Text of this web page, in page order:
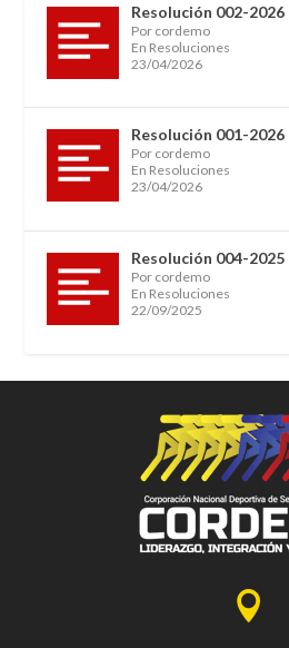
Resolución 002-2026
Por cordemo
En Resoluciones
23/04/2026
Resolución 001-2026
Por cordemo
En Resoluciones
23/04/2026
Resolución 004-2025
Por cordemo
En Resoluciones
22/09/2025
